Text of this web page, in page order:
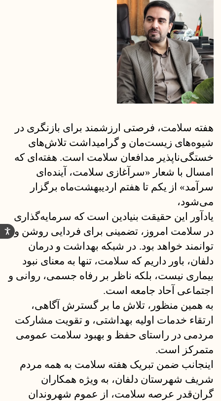
هفته سلامت، فرصتی ارزشمند برای بازنگری در
شیوه‌های زیست‌مان و گرامیداشت تلاش‌های
خستگی‌ناپذیر مدافعان سلامت است. هفته‌ای که
امسال با شعار «سرآغازی سلامت، آینده‌ای
سرآمد» از یکم تا هفتم اردیبهشت‌ماه برگزار
می‌شود،
یادآور این حقیقت بنیادین است که سرمایه‌گذاری
در سلامت امروز، تضمینی برای فردایی روشن و
توانمند خواهد بود. در شبکه بهداشت و درمان
دلفان، باور داریم که سلامت، تنها به معنای نبود
بیماری نیست، بلکه ناظر بر رفاه جسمی، روانی و
اجتماعی آحاد جامعه است.
به همین منظور، تلاش ما بر گسترش آگاهی،
ارتقاء خدمات اولیه بهداشتی، و تقویت مشارکت
مردمی در راستای حفظ و بهبود سلامت عمومی
متمرکز است.
اینجانب ضمن تبریک هفته سلامت به همه مردم
شریف شهرستان دلفان، به ویژه همکاران
گران‌قدر عرصه سلامت، از عموم شهروندان